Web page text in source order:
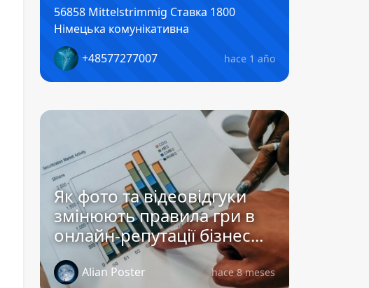
56858 Mittelstrimmig Ставка 1800
Німецька комунікативна
+48577277007
hace 1 año
Як фото та відеовідгуки
змінюють правила гри в
онлайн-репутації бізнес...
Alian Poster hace 8 meses